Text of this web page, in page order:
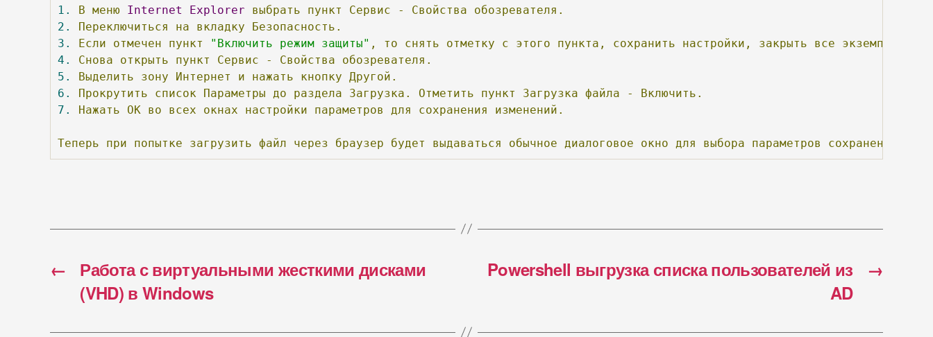
1. В меню Internet Explorer выбрать пункт Сервис - Свойства
обозревателя.
2.
Переключиться на вкладку
Безопасность.
3.
Если отмечен пункт "Включить режим защиты" , то снять отметку с этого пункта, сохранить настройки, закрыть все экземпляры
4.
Снова открыть пункт Сервис - Свойства
обозревателя.
5.
Выделить зону Интернет и нажать кнопку
Другой.
6.
Прокрутить список Параметры до раздела Загрузка. Отметить пункт Загрузка файла -
Включить.
7.
Нажать ОК во всех окнах настройки параметров для сохранения изменений.
Теперь при попытке загрузить файл через браузер будет выдаваться обычное диалоговое окно для выбора параметров сохранения
←
Работа с виртуальными жесткими дисками
(VHD) в Windows
→
Powershell выгрузка списка пользователей из
AD